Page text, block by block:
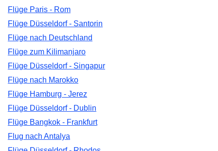
Flüge Paris - Rom
Flüge Düsseldorf - Santorin
Flüge nach Deutschland
Flüge zum Kilimanjaro
Flüge Düsseldorf - Singapur
Flüge nach Marokko
Flüge Hamburg - Jerez
Flüge Düsseldorf - Dublin
Flüge Bangkok - Frankfurt
Flug nach Antalya